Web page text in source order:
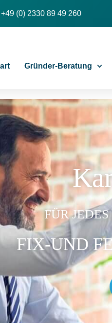
+49 (0) 2330 89 49 260
Gründer-Beratung
FÜR
FIX-UND